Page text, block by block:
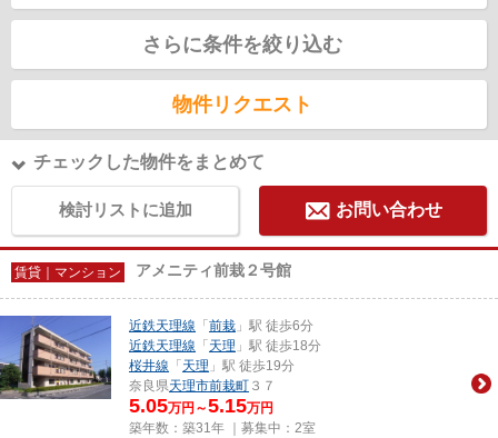
さらに条件を絞り込む
物件リクエスト
チェックした物件をまとめて
検討リストに追加 お問い合わせ
賃貸｜マンション アメニティ前栽２号館
近鉄天理線 「 前栽 」駅 徒歩6分
近鉄天理線 「 天理 」駅 徒歩18分
桜井線 「 天理 」駅 徒歩19分
奈良県天理市前栽町 ３７
5.05万円～5.15万円
築年数：築31年 ｜募集中： 2室